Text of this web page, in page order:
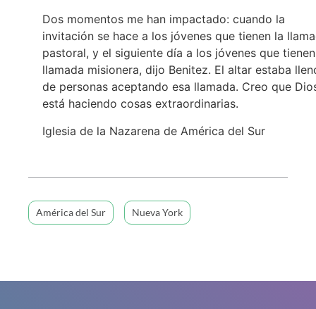
Dos momentos me han impactado: cuando la
invitación se hace a los jóvenes que tienen la
pastoral, y el siguiente día a los jóvenes que
llamada misionera, dijo Benitez. El altar estaba
de personas aceptando esa llamada. Creo que
está haciendo cosas extraordinarias.
Iglesia de la Nazarena de América del Sur
América del Sur Nueva York